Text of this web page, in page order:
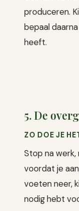
produceren.
bepaal
heeft.
5. De
ZO DOE JE
Stop na
voordat je
voeten neer,
nodig hebt